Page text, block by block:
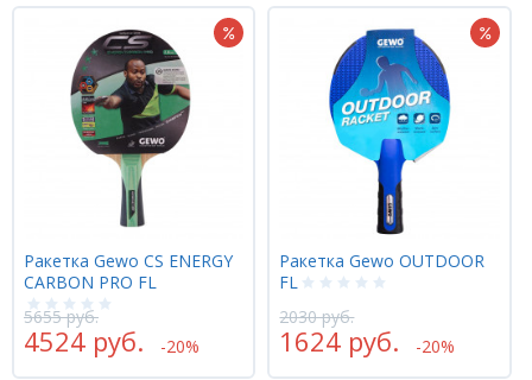
Ракетка Gewo CS ENERGY
CARBON PRO FL
5655 руб.
4524 руб. -20%
Ракетка Gewo OUTDOOR
FL
2030 руб.
1624 руб. -20%